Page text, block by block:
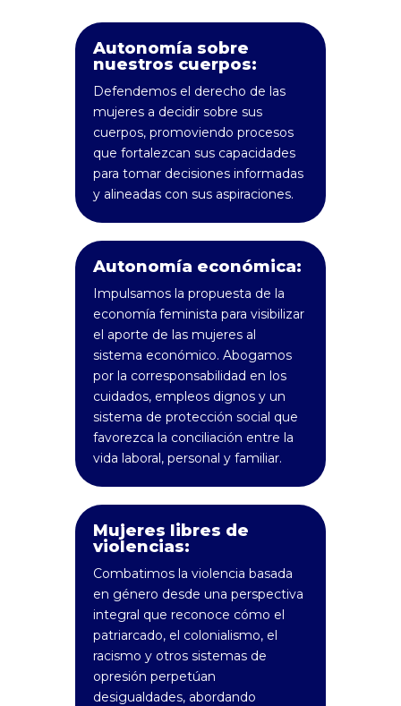
Autonomía sobre
nuestros cuerpos:
Defendemos el derecho de las
mujeres a decidir sobre sus
cuerpos, promoviendo procesos
que fortalezcan sus capacidades
para tomar decisiones informadas
y alineadas con sus aspiraciones.
Autonomía económica:
Impulsamos la propuesta de la
economía feminista para visibilizar
el aporte de las mujeres al
sistema económico. Abogamos
por la corresponsabilidad en los
cuidados, empleos dignos y un
sistema de protección social que
favorezca la conciliación entre la
vida laboral, personal y familiar.
Mujeres libres de
violencias:
Combatimos la violencia basada
en género desde una perspectiva
integral que reconoce cómo el
patriarcado, el colonialismo, el
racismo y otros sistemas de
opresión perpetúan
desigualdades, abordando